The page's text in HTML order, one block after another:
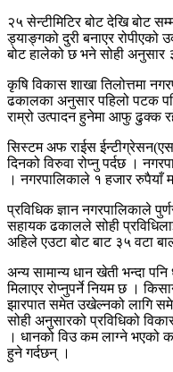
२५ सेन्टीमिटिर बोट देखि बोट
ड्याङ्गको दुरी बनाएर रोपीएको
बोट हालेको छ भने सोही अनुसार
कृषि विकास शाखा तिलोत्तमा
ढकालका अनुसार पहिलो पटक
राम्रो उत्पादन हुनेमा आफु ढुक्क
सिस्टम अफ राईस
दिनको विरुवा रोप्नु पर्दछ ।
। नगरपालिकाले १ हजार रुपैयाँ
प्रविधिक ज्ञान नगरपालिकाले
सहायक ढकालले सोही
अहिले एउटा बोट बाट ३५ वटा
अन्य सामान्य धान खेती भन्दा पनि
मिलाएर रोप्नुपर्ने नियम छ ।
झारपात समेत उखेल्नको लागि
सोही अनुसारको प्रविधिको
। धानको विउ कम लाग्ने
हुने गर्दछन् ।